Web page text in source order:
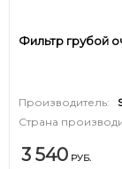
Фильтр грубой
Производитель:
Страна
3 540 РУБ.